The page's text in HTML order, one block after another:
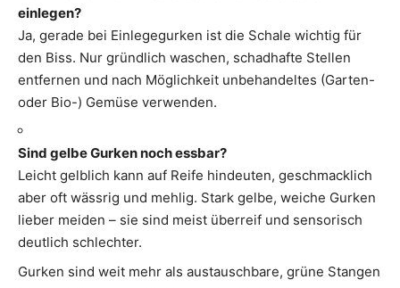
einlegen?
Ja, gerade bei Einlegegurken ist die Schale wichtig für
den Biss. Nur gründlich waschen, schadhafte Stellen
entfernen und nach Möglichkeit unbehandeltes (Garten-
oder Bio-) Gemüse verwenden.
Sind gelbe Gurken noch essbar?
Leicht gelblich kann auf Reife hindeuten, geschmacklich
aber oft wässrig und mehlig. Stark gelbe, weiche Gurken
lieber meiden – sie sind meist überreif und sensorisch
deutlich schlechter.
Gurken sind weit mehr als austauschbare, grüne Stangen